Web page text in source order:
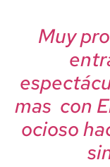
Muy
mas con
ocioso